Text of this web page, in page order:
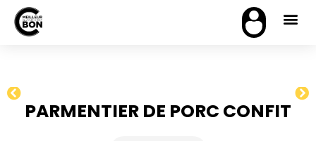
PARMENTIER DE PORC CONFIT